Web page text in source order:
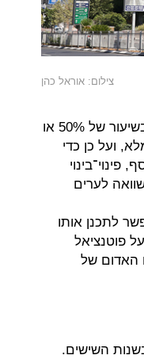
צילום: אוראל כהן
בפרויקטי פינוי־בינוי עירייה יכולה לגבות היטל השבחה מלא, היטל בשיעור של 50% או
ועל כן כדי
לבנות בו פי 5.2 דירות. בנוסף, פינוי־בינוי
לערים
לתכנן אותו
פוטנציאל
האדום של
השישים.